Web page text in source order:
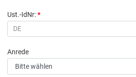
Ust.-IdNr:*
Anrede